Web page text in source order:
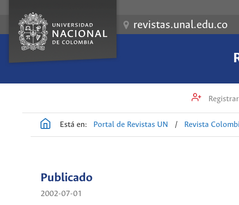
revistas.unal.edu.co
Está en: Portal de Revistas UN / Revista
Publicado
2002-07-01